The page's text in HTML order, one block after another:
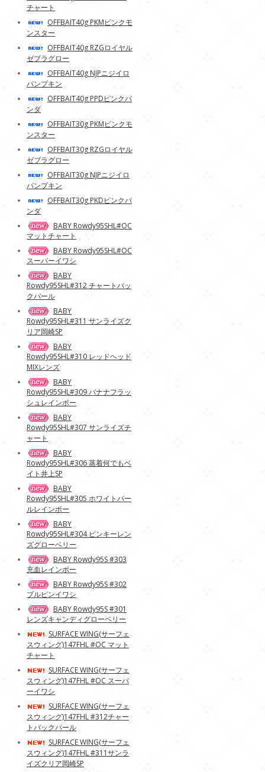
チャート
OFFBAIT40g PKMピンクモ
ンスター
OFFBAIT40g RZGロイヤル
ゼブラグロー
OFFBAIT40g NJPニジイロ
パンプキン
OFFBAIT40g PPDピンクパ
ンダ
OFFBAIT30g PKMピンクモ
ンスター
OFFBAIT30g RZGロイヤル
ゼブラグロー
OFFBAIT30g NJPニジイロ
パンプキン
OFFBAIT30g PKDピンクパ
ンダ
BABY Rowdy95SHL#OC
マットチャート
BABY Rowdy95SHL#OC
スーパーイワシ
BABY
Rowdy95SHL#312 チャートバッ
クパール
BABY
Rowdy95SHL#311 サンライズク
リア岡崎SP
BABY
Rowdy95SHL#310 レッドヘッド
MIXレンズ
BABY
Rowdy95SHL#309 バナナフラッ
シュレインボー
BABY
Rowdy95SHL#307 サンライズチ
ャート
BABY
Rowdy95SHL#306 蒸着何でもベ
イト井上SP
BABY
Rowdy95SHL#305 ホワイトパー
ルレインボー
BABY
Rowdy95SHL#304 ピンキーレン
ズグローベリー
BABY Rowdy95S #303
充血レインボー
BABY Rowdy95S #302
ブルピンイワシ
BABY Rowdy95S #301
レンズキャンディグローベリー
SURFACE WING(サーフェ
スウィング)147FHL #OC マット
チャート
SURFACE WING(サーフェ
スウィング)147FHL #OC スーパ
ーイワシ
SURFACE WING(サーフェ
スウィング)147FHL #312チャー
トバックパール
SURFACE WING(サーフェ
スウィング)147FHL #311サンラ
イズクリア岡崎SP